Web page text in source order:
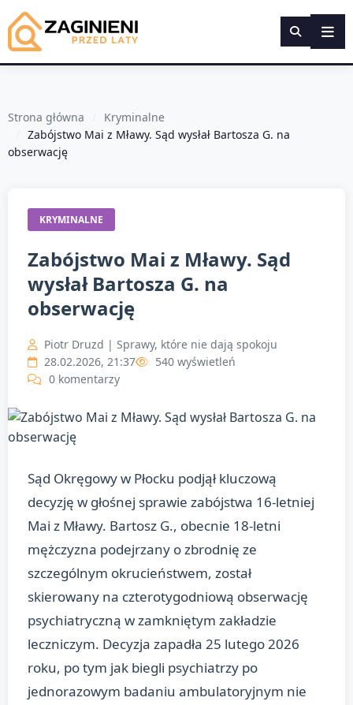
Strona główna
Kryminalne
Zabójstwo Mai z Mławy. Sąd wysłał Bartosza G. na
obserwację
KRYMINALNE
Zabójstwo Mai z Mławy. Sąd
wysłał Bartosza G. na
obserwację
Piotr Druzd | Sprawy, które nie dają spokoju
28.02.2026, 21:37
540 wyświetleń
0 komentarzy
Sąd Okręgowy w Płocku podjął kluczową
decyzję w głośnej sprawie zabójstwa 16-letniej
Mai z Mławy. Bartosz G., obecnie 18-letni
mężczyzna podejrzany o zbrodnię ze
szczególnym okrucieństwem, został
skierowany na czterotygodniową obserwację
psychiatryczną w zamkniętym zakładzie
leczniczym. Decyzja zapadła 25 lutego 2026
roku, po tym jak biegli psychiatrzy po
jednorazowym badaniu ambulatoryjnym nie